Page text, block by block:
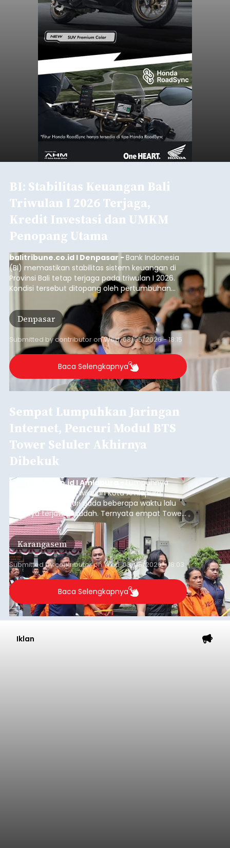
BI: Stabilitas Keuangan Bali
Triwulan I 2026 Terjaga,
Kredit Investasi dan UMKM
Penopang Utama
balitribune.co.id I Denpasar - Bank Indonesia
(BI) memastikan stabilitas sistem keuangan di
Provinsi Bali tetap terjaga pada triwulan I 2026.
Kondisi tersebut ditopang oleh pertumbuhan
penyaluran kredit yang masih positif, terutama
pada sektor-sektor utama penggerak ekonomi
daerah, dengan risiko kredit yang tetap
terkendali.
Denpasar
Submitted bycontributoronWed, 08/05/2026 - 18:15
Baca Selengkapnya
Sempat Lumpuhkan Jaringan
Internet, Pencuri Modul BTS
Tower Seluler Akhirnya
Dibekuk
balitribune.co.id I Amlapura - Lumpuhnya
jaringan internet di wilayah Kota Amlapura
selama berhari-hari pada beberapa waktu lalu
akhirnya terjawab sudah. Ternyata empat Tower
BTS Seluler yang berada di lokasi berbeda di
wilayah Karangasem telah dibobol maling,
dimana bagian modul penguat signal yang
berada di Tower BTS Seluler itu hilang dicuri.
Karangasem
Submitted bycontributoronWed, 08/05/2026 - 18:03
Baca Selengkapnya
Iklan